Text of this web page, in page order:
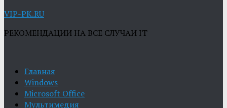
VIP-PK.RU
РЕКОМЕНДАЦИИ НА ВСЕ СЛУЧАИ IT
Главная
Windows
Microsoft Office
Мультимедия